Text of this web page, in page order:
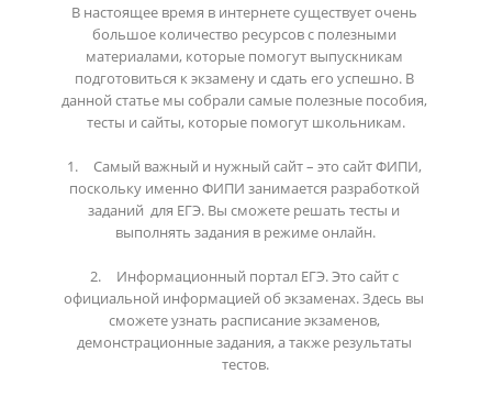
В настоящее время в интернете существует очень
большое количество ресурсов с полезными
материалами, которые помогут выпускникам
подготовиться к экзамену и сдать его успешно. В
данной статье мы собрали самые полезные пособия,
тесты и сайты, которые помогут школьникам.
1.	Самый важный и нужный сайт – это сайт ФИПИ,
поскольку именно ФИПИ занимается разработкой
заданий  для ЕГЭ. Вы сможете решать тесты и
выполнять задания в режиме онлайн.
2.	Информационный портал ЕГЭ. Это сайт с
официальной информацией об экзаменах. Здесь вы
сможете узнать расписание экзаменов,
демонстрационные задания, а также результаты
тестов.